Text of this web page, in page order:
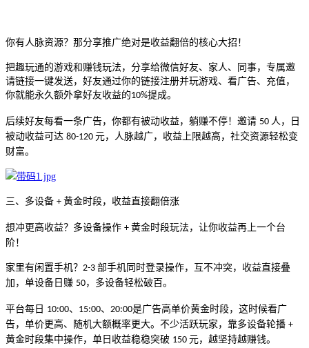
你有人脉资源？那分享推广绝对是收益翻倍的核心大招！
把趣玩通的游戏和赚钱玩法，分享给微信好友、家人、同事，专属邀
请链接一键发送，好友通过你的链接注册并玩游戏、看广告、充值，
你就能永久额外拿好友收益的10%提成。
后续好友每看一条广告，你都有被动收益，躺赚不停！邀请 50 人，日
被动收益可达 80-120 元，人脉越广，收益上限越高，社交资源轻松变
财富。
三、多设备 + 黄金时段，收益直接翻倍涨
想冲更高收益？多设备操作 + 黄金时段玩法，让你收益再上一个台
阶！
家里有闲置手机？ 2-3 部手机同时登录操作，互不冲突，收益直接叠
加，单设备日赚 50，多设备轻松破百。
平台每日 10:00、 15:00、 20:00是广告高单价黄金时段，这时候看广
告，单价更高、随机大额概率更大。不少活跃玩家，靠多设备轮播 +
黄金时段集中操作，单日收益稳稳突破 150 元，越坚持越赚钱。